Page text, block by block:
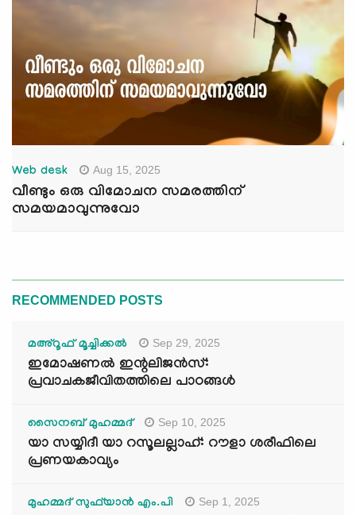
Web desk Aug 15, 2025
വീണ്ടും ഒരു വിമോചന സമരത്തിന്
സമയമാവുന്നുവോ
RECOMMENDED POSTS
മഅ്റൂഫ് മൂച്ചിക്കല്‍ Sep 29, 2025
ഇമോഷണൽ ഇന്റലിജൻസ്:
പ്രവാചകജീവിതത്തിലെ പാഠങ്ങൾ
സൈനബ് മുഹമ്മദ് Sep 10, 2025
യാ സയ്യിദീ യാ റസൂലല്ലാഹ്: റൗളാ ശരീഫിലെ
പ്രണയകാവ്യം
മുഹമ്മദ് സുഫ്‌യാൻ എം.പി Sep 1, 2025